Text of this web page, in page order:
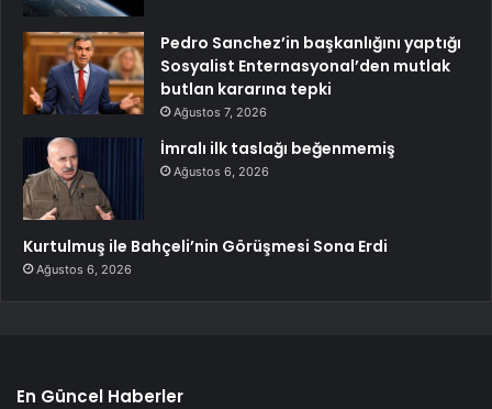
Pedro Sanchez’in başkanlığını yaptığı
Sosyalist Enternasyonal’den mutlak
butlan kararına tepki
Ağustos 7, 2026
İmralı ilk taslağı beğenmemiş
Ağustos 6, 2026
Kurtulmuş ile Bahçeli’nin Görüşmesi Sona Erdi
Ağustos 6, 2026
En Güncel Haberler